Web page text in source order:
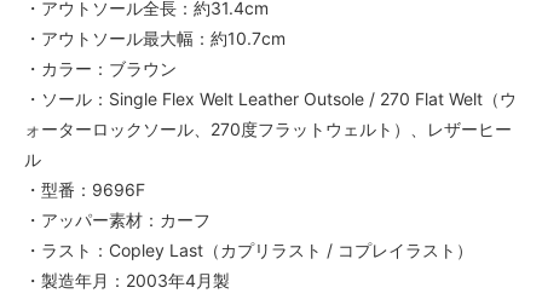
・アウトソール全長：約31.4cm
・アウトソール最大幅：約10.7cm
・カラー：ブラウン
・ソール：Single Flex Welt Leather Outsole / 270 Flat Welt（ウ
ォーターロックソール、270度フラットウェルト）、レザーヒー
ル
・型番：9696F
・アッパー素材：カーフ
・ラスト：Copley Last（カプリラスト / コプレイラスト）
・製造年月：2003年4月製